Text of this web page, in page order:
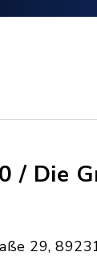
/ Die
29,